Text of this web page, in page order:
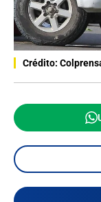
Crédito: